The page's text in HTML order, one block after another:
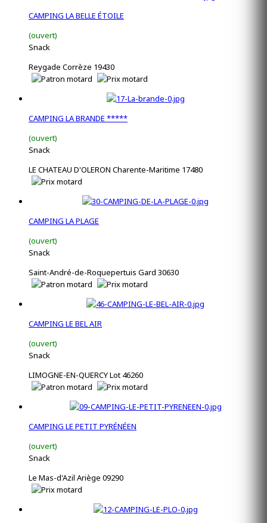
CAMPING LA BELLE ÉTOILE
(ouvert)
Snack
Reygade Corrèze 19430
CAMPING LA BRANDE *****
(ouvert)
Snack
LE CHATEAU D'OLERON Charente-Maritime 17480
CAMPING LA PLAGE
(ouvert)
Snack
Saint-André-de-Roquepertuis Gard 30630
CAMPING LE BEL AIR
(ouvert)
Snack
LIMOGNE-EN-QUERCY Lot 46260
CAMPING LE PETIT PYRÉNÉEN
(ouvert)
Snack
Le Mas-d'Azil Ariège 09290